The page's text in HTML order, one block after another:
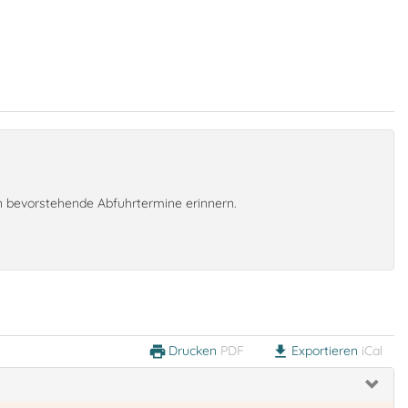
Abfuhrtermine erinnern.
print Drucken PDF download Exportieren iCal